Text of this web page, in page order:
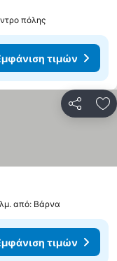
πόλης
τιμών
από: Βάρνα
τιμών